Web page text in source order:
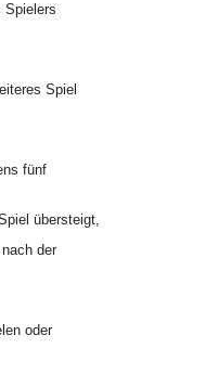
Spielers
Spiel
fünf
übersteigt,
der
oder